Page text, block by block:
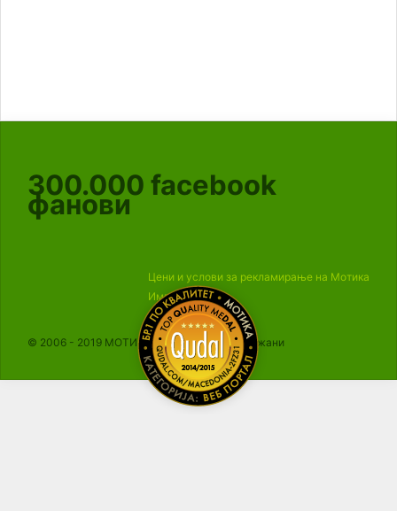
300.000 facebook
фанови
Цени и услови за рекламирање на Мотика
Импресум
© 2006 - 2019 МОТИКА, Сите права се задржани